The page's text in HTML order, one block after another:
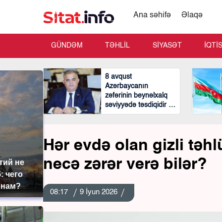
не
чего
Ana səhifə Əlaqə
GÜNDƏM TƏHLİL SİYASƏT
8 avqust
Azərbaycanın
zəfərinin beynəlxalq
səviyyədə təsdiqidir -
Arzu Nağıyev
Hər evdə olan gizli
necə zərər verə bilər?
08:17 9 İyun 2026